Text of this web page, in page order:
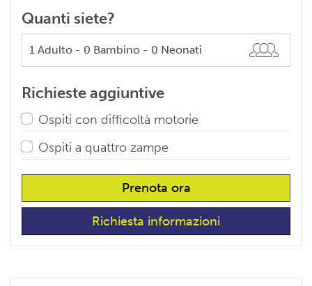
Quanti siete?
Richieste aggiuntive
Ospiti con difficoltà motorie
Ospiti a quattro zampe
Prenota ora
Richiesta informazioni